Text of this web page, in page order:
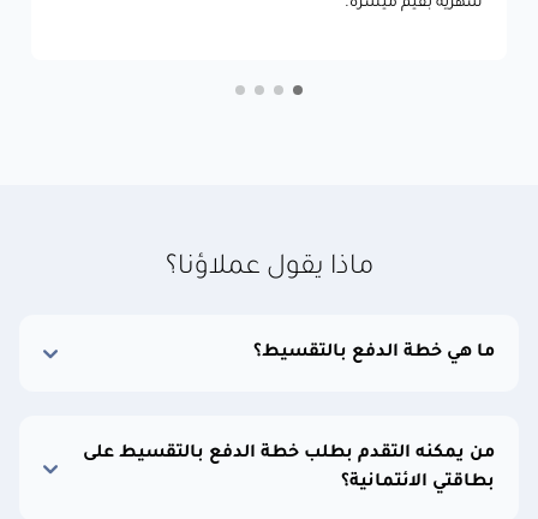
شهرية بقيم ميسّرة.
ماذا يقول عملاؤنا؟
ما هي خطة الدفع بالتقسيط؟
من يمكنه التقدم بطلب خطة الدفع بالتقسيط على
بطاقتي الائتمانية؟